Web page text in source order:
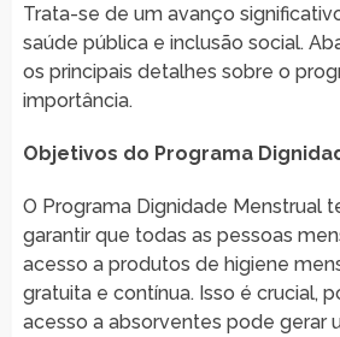
Trata-se de um avanço
saúde pública e inclusão social.
os principais detalhes sobre o
importância.
Objetivos do Programa
O Programa Dignidade Menstrual
garantir que todas as pessoas
acesso a produtos de higiene
gratuita e contínua. Isso é crucial,
acesso a absorventes pode gerar